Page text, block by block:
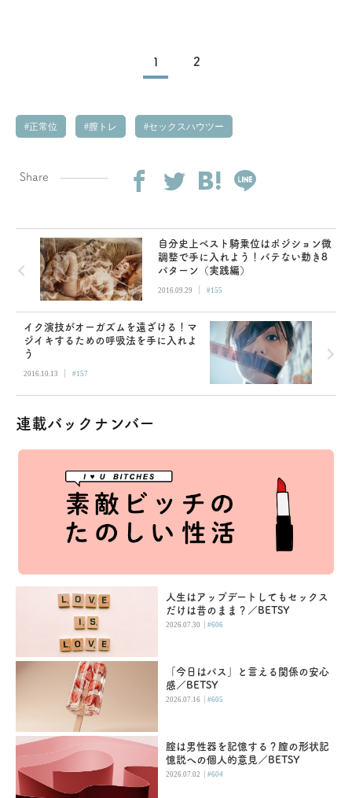
1 2
正常位 膣トレ セックスハウツー
Share
自分史上ベスト騎乗位はポジション微
調整で手に入れよう！バテない動き8
パターン（実践編）
2016.09.29 | #155
イク演技がオーガズムを遠ざける！マ
ジイキするための呼吸法を手に入れよ
う
2016.10.13 | #157
連載バックナンバー
人生はアップデートしてもセックス
だけは昔のまま？／BETSY
2026.07.30 |#606
「今日はパス」と言える関係の安心
感／BETSY
2026.07.16 |#605
腟は男性器を記憶する？膣の形状記
憶説への個人的意見／BETSY
2026.07.02 |#604